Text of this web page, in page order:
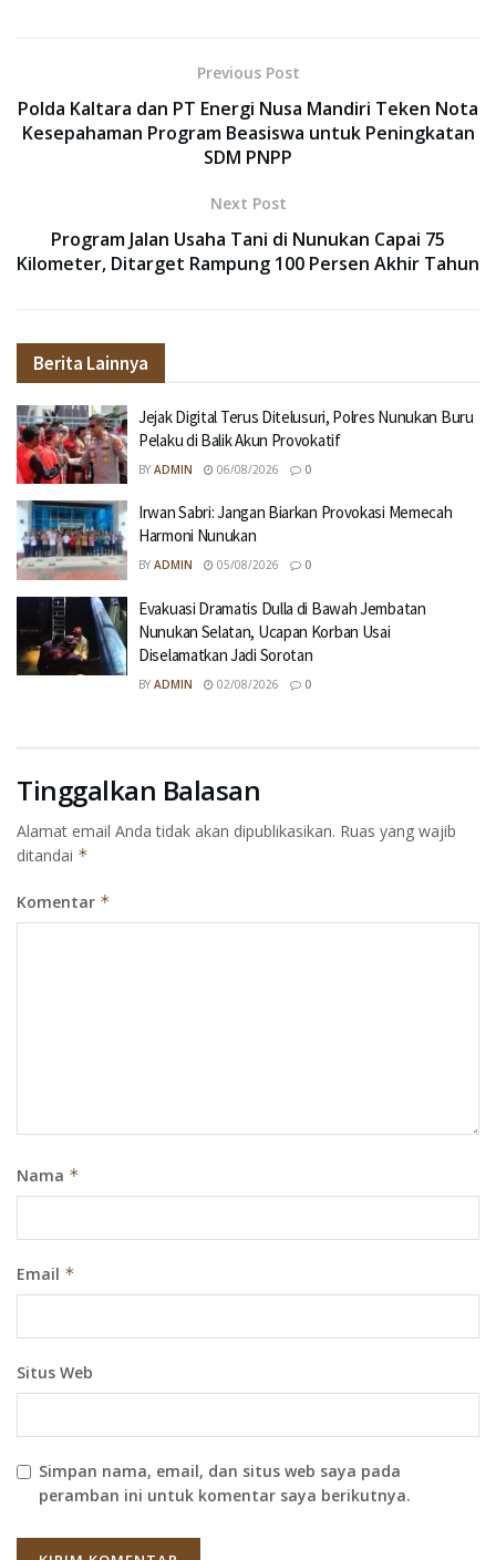
Previous Post
Polda Kaltara dan PT Energi Nusa Mandiri Teken Nota
Kesepahaman Program Beasiswa untuk Peningkatan
SDM PNPP
Next Post
Program Jalan Usaha Tani di Nunukan Capai 75
Kilometer, Ditarget Rampung 100 Persen Akhir Tahun
Berita Lainnya
Jejak Digital Terus Ditelusuri, Polres Nunukan Buru
Pelaku di Balik Akun Provokatif
BY ADMIN 06/08/2026 0
Irwan Sabri: Jangan Biarkan Provokasi Memecah
Harmoni Nunukan
BY ADMIN 05/08/2026 0
Evakuasi Dramatis Dulla di Bawah Jembatan
Nunukan Selatan, Ucapan Korban Usai
Diselamatkan Jadi Sorotan
BY ADMIN 02/08/2026 0
Tinggalkan Balasan
Alamat email Anda tidak akan dipublikasikan. Ruas yang wajib
ditandai *
Komentar *
Nama *
Email *
Situs Web
Simpan nama, email, dan situs web saya pada
peramban ini untuk komentar saya berikutnya.